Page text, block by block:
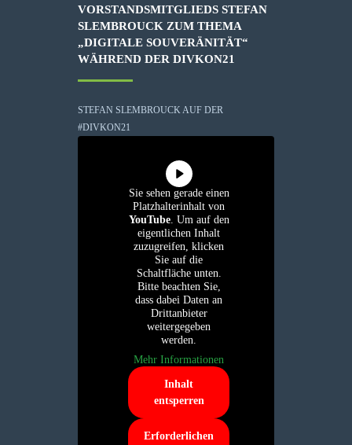
VORSTANDSMITGLIEDS STEFAN
SLEMBROUCK ZUM THEMA
„DIGITALE SOUVERÄNITÄT“
WÄHREND DER DIVKON21
STEFAN SLEMBROUCK AUF DER
#DIVKON21
Sie sehen gerade einen
Platzhalterinhalt von
YouTube. Um auf den
eigentlichen Inhalt
zuzugreifen, klicken
Sie auf die
Schaltfläche unten.
Bitte beachten Sie,
dass dabei Daten an
Drittanbieter
weitergegeben
werden.
Mehr Informationen
Inhalt
entsperren
Erforderlichen